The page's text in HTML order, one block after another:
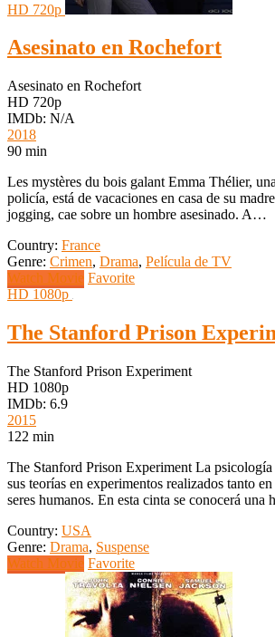
HD 720p
Asesinato en Rochefort
Asesinato en Rochefort
HD 720p
IMDb: N/A
2018
90 min
Les mystères du bois galant Emma Thélier,
policía, está de vacaciones en casa de su
jogging, cae sobre un hombre asesinado. A…
Country: France
Genre: Crimen, Drama, Película de TV
Watch Movie Favorite
HD 1080p
The Stanford Prison
The Stanford Prison Experiment
HD 1080p
IMDb: 6.9
2015
122 min
The Stanford Prison Experiment La psicología
sus teorías en experimentos realizados tanto
seres humanos. En esta cinta se conocerá
Country: USA
Genre: Drama, Suspense
Watch Movie Favorite